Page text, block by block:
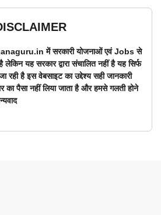
में सरकारी योजनाओं एवं Jobs से
लेकिन यह सरकार द्वारा संचालित नहीं है यह सिर्फ
रही है इस वेबसाइट का उद्देश्य सही जानकारी
का पैसा नहीं लिया जाता है और हमसे गलती होने